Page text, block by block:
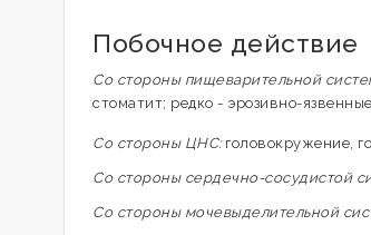
Побочное действие
Со стороны пищеварительной
стоматит; редко - эрозивно-
Со стороны ЦНС:головокружение,
Со стороны сердечно-сосудистой
Со стороны мочевыделительной